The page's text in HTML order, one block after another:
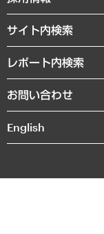
まちづくり・観光・交通
自然資源・農林水産業・
受託・受注実績（官公庁
メディア掲載・出演
沿革
組織図・本部部室紹介
インドネシア現地法人
個人情報保護方針
お知らせ
サイト内検索
レポート内検索
お問い合わせ
English